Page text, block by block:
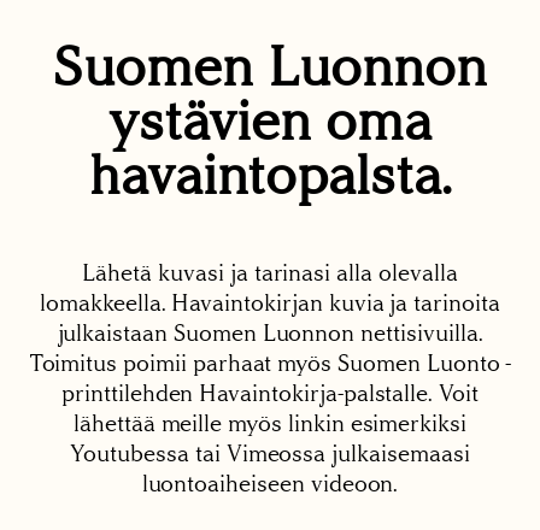
Suomen Luonnon
ystävien oma
havaintopalsta.
Lähetä kuvasi ja tarinasi alla olevalla
lomakkeella. Havaintokirjan kuvia ja tarinoita
julkaistaan Suomen Luonnon nettisivuilla.
Toimitus poimii parhaat myös Suomen Luonto -
printtilehden Havaintokirja-palstalle. Voit
lähettää meille myös linkin esimerkiksi
Youtubessa tai Vimeossa julkaisemaasi
luontoaiheiseen videoon.